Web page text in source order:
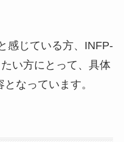
感じている方、INFP-
い方にとって、具体
なっています。